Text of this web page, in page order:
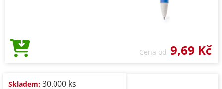
Cena od 9,69 Kč
Skladem: 30.000 ks